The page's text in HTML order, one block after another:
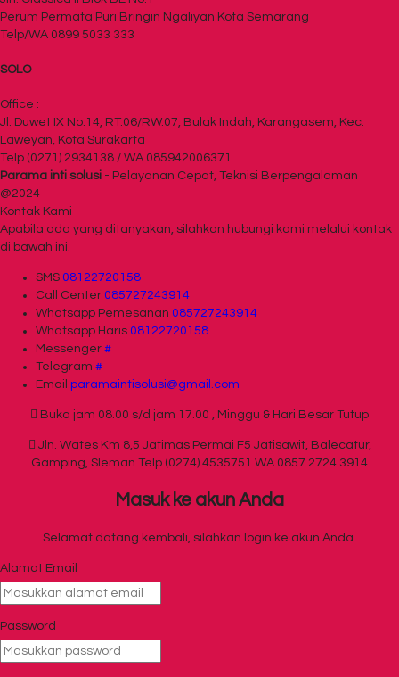
Perum Permata Puri Bringin Ngaliyan Kota Semarang
Telp/WA 0899 5033 333
SOLO
Office :
Jl. Duwet IX No.14, RT.06/RW.07, Bulak Indah, Karangasem, Kec.
Laweyan, Kota Surakarta
Telp (0271) 2934138 / WA 085942006371
Parama inti solusi - Pelayanan Cepat, Teknisi Berpengalaman
@2024
Kontak Kami
Apabila ada yang ditanyakan, silahkan hubungi kami melalui kontak
di bawah ini.
SMS 08122720158
Call Center 085727243914
Whatsapp Pemesanan 085727243914
Whatsapp Haris 08122720158
Messenger #
Telegram #
Email paramaintisolusi@gmail.com
Buka jam 08.00 s/d jam 17.00 , Minggu & Hari Besar Tutup
Jln. Wates Km 8,5 Jatimas Permai F5 Jatisawit, Balecatur,
Gamping, Sleman Telp (0274) 4535751 WA 0857 2724 3914
Masuk ke akun Anda
Selamat datang kembali, silahkan login ke akun Anda.
Alamat Email
Password